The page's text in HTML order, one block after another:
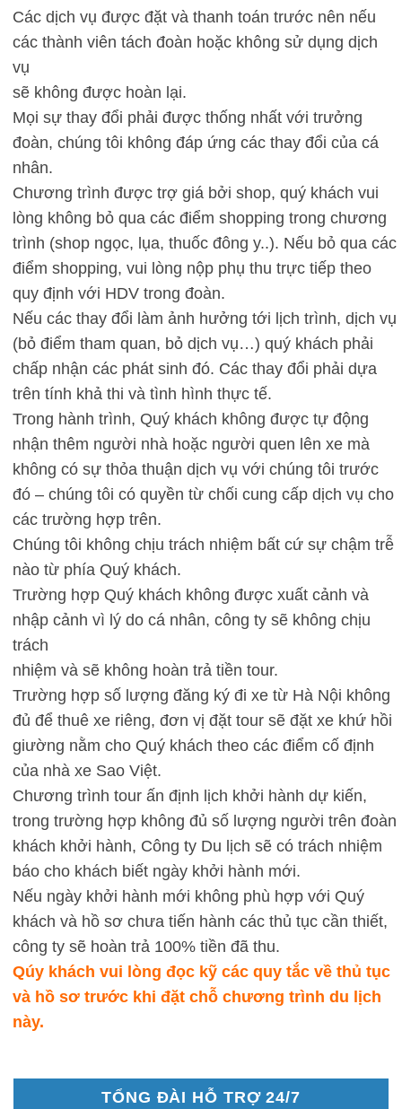
Các dịch vụ được đặt và thanh toán trước nên nếu
các thành viên tách đoàn hoặc không sử dụng dịch
vụ
sẽ không được hoàn lại.
Mọi sự thay đổi phải được thống nhất với trưởng
đoàn, chúng tôi không đáp ứng các thay đổi của cá
nhân.
Chương trình được trợ giá bởi shop, quý khách vui
lòng không bỏ qua các điểm shopping trong chương
trình (shop ngọc, lụa, thuốc đông y..). Nếu bỏ qua các
điểm shopping, vui lòng nộp phụ thu trực tiếp theo
quy định với HDV trong đoàn.
Nếu các thay đổi làm ảnh hưởng tới lịch trình, dịch vụ
(bỏ điểm tham quan, bỏ dịch vụ…) quý khách phải
chấp nhận các phát sinh đó. Các thay đổi phải dựa
trên tính khả thi và tình hình thực tế.
Trong hành trình, Quý khách không được tự động
nhận thêm người nhà hoặc người quen lên xe mà
không có sự thỏa thuận dịch vụ với chúng tôi trước
đó – chúng tôi có quyền từ chối cung cấp dịch vụ cho
các trường hợp trên.
Chúng tôi không chịu trách nhiệm bất cứ sự chậm trễ
nào từ phía Quý khách.
Trường hợp Quý khách không được xuất cảnh và
nhập cảnh vì lý do cá nhân, công ty sẽ không chịu
trách
nhiệm và sẽ không hoàn trả tiền tour.
Trường hợp số lượng đăng ký đi xe từ Hà Nội không
đủ để thuê xe riêng, đơn vị đặt tour sẽ đặt xe khứ hồi
giường nằm cho Quý khách theo các điểm cố định
của nhà xe Sao Việt.
Chương trình tour ấn định lịch khởi hành dự kiến,
trong trường hợp không đủ số lượng người trên đoàn
khách khởi hành, Công ty Du lịch sẽ có trách nhiệm
báo cho khách biết ngày khởi hành mới.
Nếu ngày khởi hành mới không phù hợp với Quý
khách và hồ sơ chưa tiến hành các thủ tục cần thiết,
công ty sẽ hoàn trả 100% tiền đã thu.
Qúy khách vui lòng đọc kỹ các quy tắc về thủ tục
và hồ sơ trước khi đặt chỗ chương trình du lịch
này.
TỔNG ĐÀI HỖ TRỢ 24/7